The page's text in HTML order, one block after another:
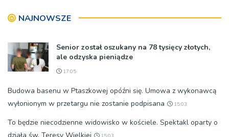
[ZDJĘCIA]
NAJNOWSZE
Senior został oszukany na 78 tysięcy złotych,
ale odzyska pieniądze
17:05
Budowa basenu w Ptaszkowej opóźni się. Umowa z wykonawcą
wyłonionym w przetargu nie zostanie podpisana
15:03
To będzie niecodzienne widowisko w kościele. Spektakl oparty o
działa św. Teresy Wielkiej